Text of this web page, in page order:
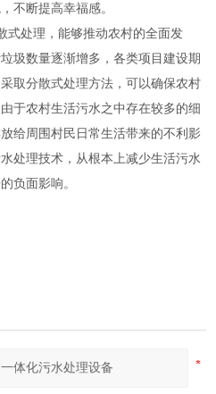
不断提高幸福感。
式处理，能够推动农村的全面发
圾数量逐渐增多，各类项目建设期
取分散式处理方法，可以确保农村
于农村生活污水之中存在较多的细
给周围村民日常生活带来的不利影
处理技术，从根本上减少生活污水
负面影响。